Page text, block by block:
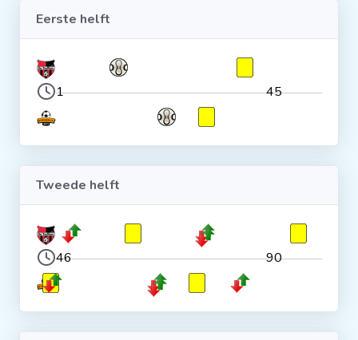
Overige links
Eerste helft
1 45
Tweede helft
46 90